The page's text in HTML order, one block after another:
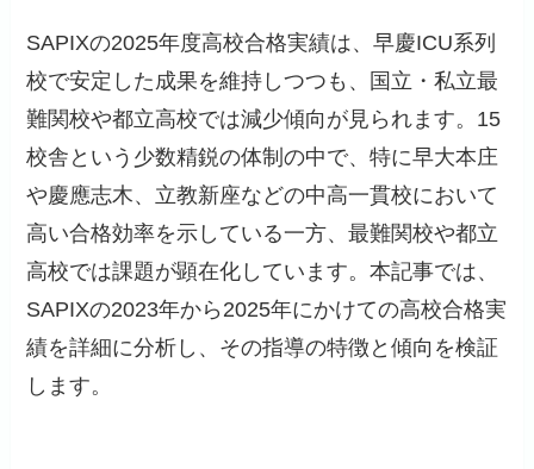
SAPIXの2025年度高校合格実績は、早慶ICU系列
校で安定した成果を維持しつつも、国立・私立最
難関校や都立高校では減少傾向が見られます。15
校舎という少数精鋭の体制の中で、特に早大本庄
や慶應志木、立教新座などの中高一貫校において
高い合格効率を示している一方、最難関校や都立
高校では課題が顕在化しています。本記事では、
SAPIXの2023年から2025年にかけての高校合格実
績を詳細に分析し、その指導の特徴と傾向を検証
します。